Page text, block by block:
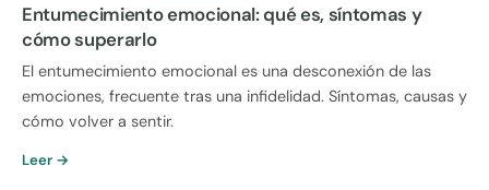
Entumecimiento emocional: qué es, síntomas y
cómo superarlo
El entumecimiento emocional es una desconexión de las
emociones, frecuente tras una infidelidad. Síntomas, causas y
cómo volver a sentir.
Leer →